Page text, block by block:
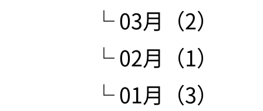
└ 03月（2）
└ 02月（1）
└ 01月（3）